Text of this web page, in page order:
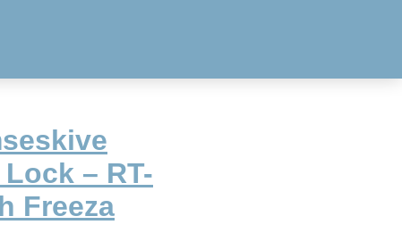
– RT-
Freeza